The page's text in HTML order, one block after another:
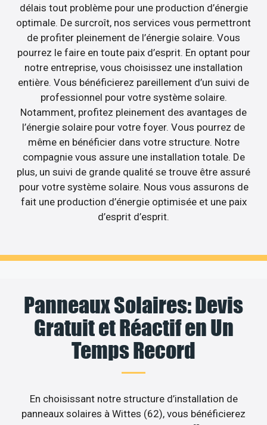
délais tout problème pour une production d’énergie
optimale. De surcroît, nos services vous permettront
de profiter pleinement de l’énergie solaire. Vous
pourrez le faire en toute paix d’esprit. En optant pour
notre entreprise, vous choisissez une installation
entière. Vous bénéficierez pareillement d’un suivi de
professionnel pour votre système solaire.
Notamment, profitez pleinement des avantages de
l’énergie solaire pour votre foyer. Vous pourrez de
même en bénéficier dans votre structure. Notre
compagnie vous assure une installation totale. De
plus, un suivi de grande qualité se trouve être assuré
pour votre système solaire. Nous vous assurons de
fait une production d’énergie optimisée et une paix
d’esprit d’esprit.
Panneaux Solaires: Devis
Gratuit et Réactif en Un
Temps Record
En choisissant notre structure d’installation de
panneaux solaires à Wittes (62), vous bénéficierez